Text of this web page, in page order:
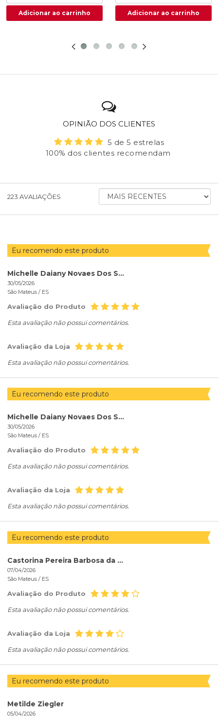
OPINIÃO DOS CLIENTES
5 de 5 estrelas
100% dos clientes recomendam
223 AVALIAÇÕES
ORDENAR
AVALIAÇÕES
Eu recomendo este produto
Michelle Daiany Novaes Dos Santos
30/05/2026
São Mateus / ES
Avaliação do Produto
Esta avaliação não possui comentários.
Avaliação da Loja
Esta avaliação não possui comentários.
Eu recomendo este produto
Michelle Daiany Novaes Dos Santos
30/05/2026
São Mateus / ES
Avaliação do Produto
Esta avaliação não possui comentários.
Avaliação da Loja
Esta avaliação não possui comentários.
Eu recomendo este produto
Castorina Pereira Barbosa da Rocha
07/04/2026
São Mateus / ES
Avaliação do Produto
Esta avaliação não possui comentários.
Avaliação da Loja
Esta avaliação não possui comentários.
Eu recomendo este produto
Metilde Ziegler
05/04/2026